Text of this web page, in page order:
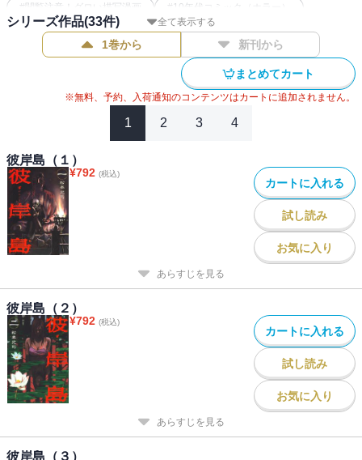
# 閲覧注意！グロい描写漫画 # 10年代コミック（ホラー）
#2016年ドラマ化 #2016年映画化
パニック・サバイバル系コミック
00年代コミック（ホラー）
ディストピア漫画
全て表示する
シリーズ作品(33件)
1巻から 新刊から
まとめてカート
※無料、予約、入荷通知のコンテンツはカートに追加されません。
1 2 3 4
彼岸島（１）
¥792 (税込)
カートに入れる
試し読み
お気に入り
あらすじを見る
彼岸島（２）
¥792 (税込)
カートに入れる
試し読み
お気に入り
あらすじを見る
彼岸島（３）